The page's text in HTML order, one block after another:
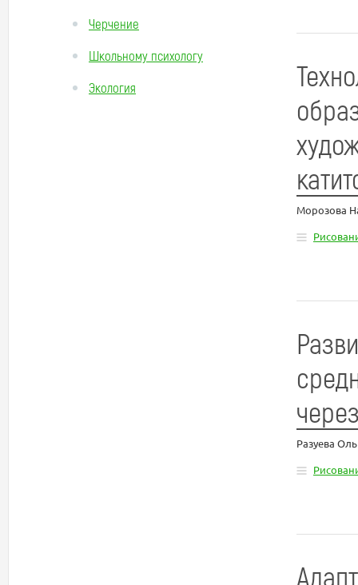
Черчение
Школьному психологу
Экология
Морозова
Разуева